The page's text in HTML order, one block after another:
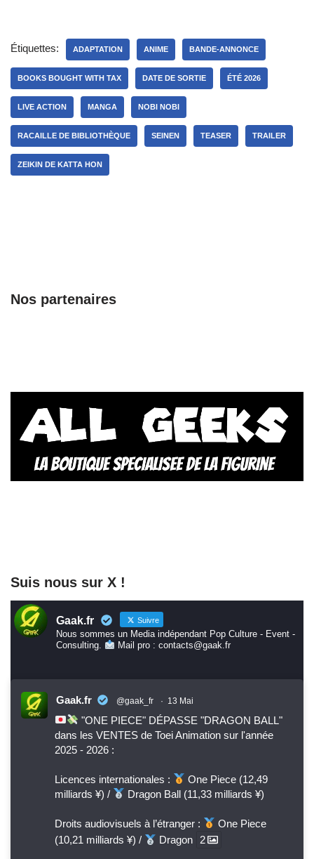
Étiquettes: ADAPTATION ANIME BANDE-ANNONCE
BOOKS BOUGHT WITH TAX DATE DE SORTIE ÉTÉ 2026
LIVE ACTION MANGA NOBI NOBI
RACAILLE DE BIBLIOTHÈQUE SEINEN TEASER TRAILER
ZEIKIN DE KATTA HON
Nos partenaires
Suis nous sur X !
Gaak.fr Suivre
Nous sommes un Media indépendant Pop Culture - Event -
Consulting.
Mail pro : contacts@gaak.fr
Gaak.fr @gaak_fr · 13 Mai
"ONE PIECE" DÉPASSE "DRAGON BALL"
dans les VENTES de Toei Animation sur l'année
2025 - 2026 :
Licences internationales :
One Piece (12,49
milliards ¥) /
Dragon Ball (11,33 milliards ¥)
Droits audiovisuels à l’étranger :
One Piece
(10,21 milliards ¥) /
Dragon 2